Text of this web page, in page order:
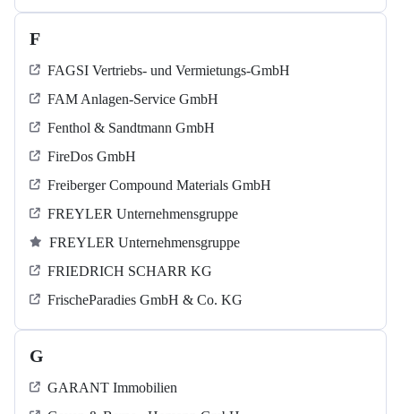
F
FAGSI Vertriebs- und Vermietungs-GmbH
FAM Anlagen-Service GmbH
Fenthol & Sandtmann GmbH
FireDos GmbH
Freiberger Compound Materials GmbH
FREYLER Unternehmensgruppe
FREYLER Unternehmensgruppe
FRIEDRICH SCHARR KG
FrischeParadies GmbH & Co. KG
G
GARANT Immobilien